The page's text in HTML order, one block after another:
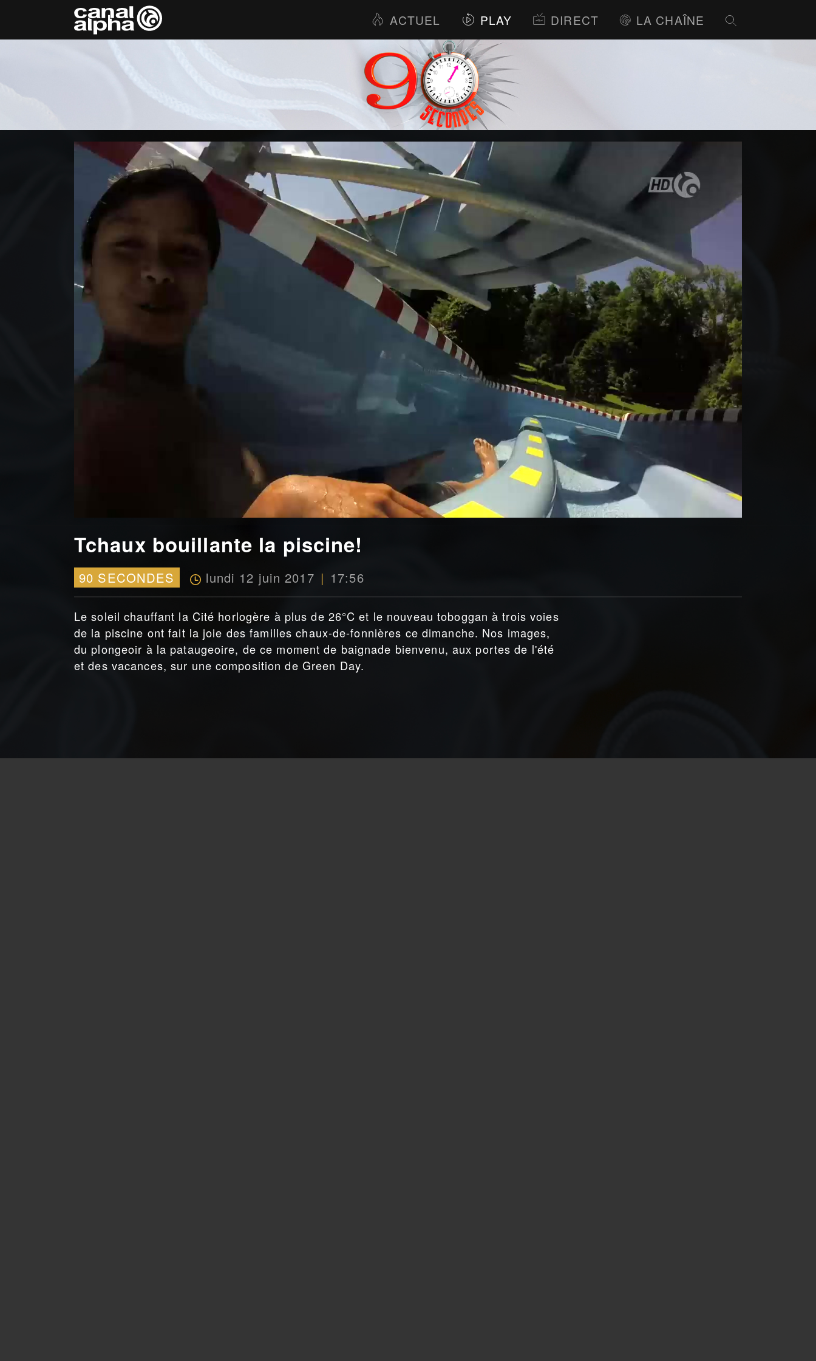
ACTUEL PLAY DIRECT LA CHAÎNE
Tchaux bouillante la piscine!
90 SECONDES lundi 12 juin 2017 17:56
Le soleil chauffant la Cité horlogère à plus de 26°C et le nouveau toboggan à trois voies
de la piscine ont fait la joie des familles chaux-de-fonnières ce dimanche. Nos images,
du plongeoir à la pataugeoire, de ce moment de baignade bienvenu, aux portes de l'été
et des vacances, sur une composition de Green Day.